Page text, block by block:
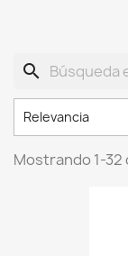
search
Relevancia
Mostrando 1-